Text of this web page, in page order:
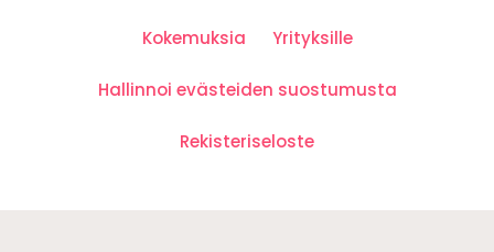
Kokemuksia Yrityksille
Hallinnoi evästeiden suostumusta
Rekisteriseloste